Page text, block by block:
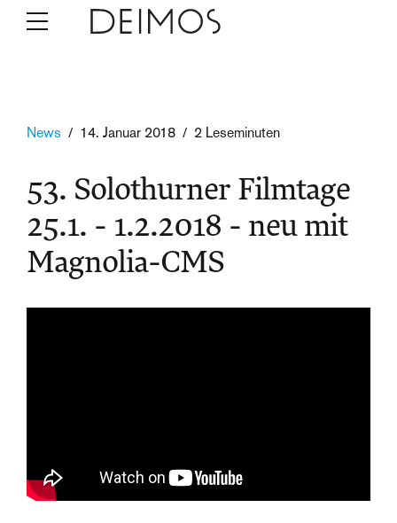
News 14. Januar 2018 2 Leseminuten
53. Solothurner Filmtage
25.1. - 1.2.2018 - neu mit
Magnolia-CMS